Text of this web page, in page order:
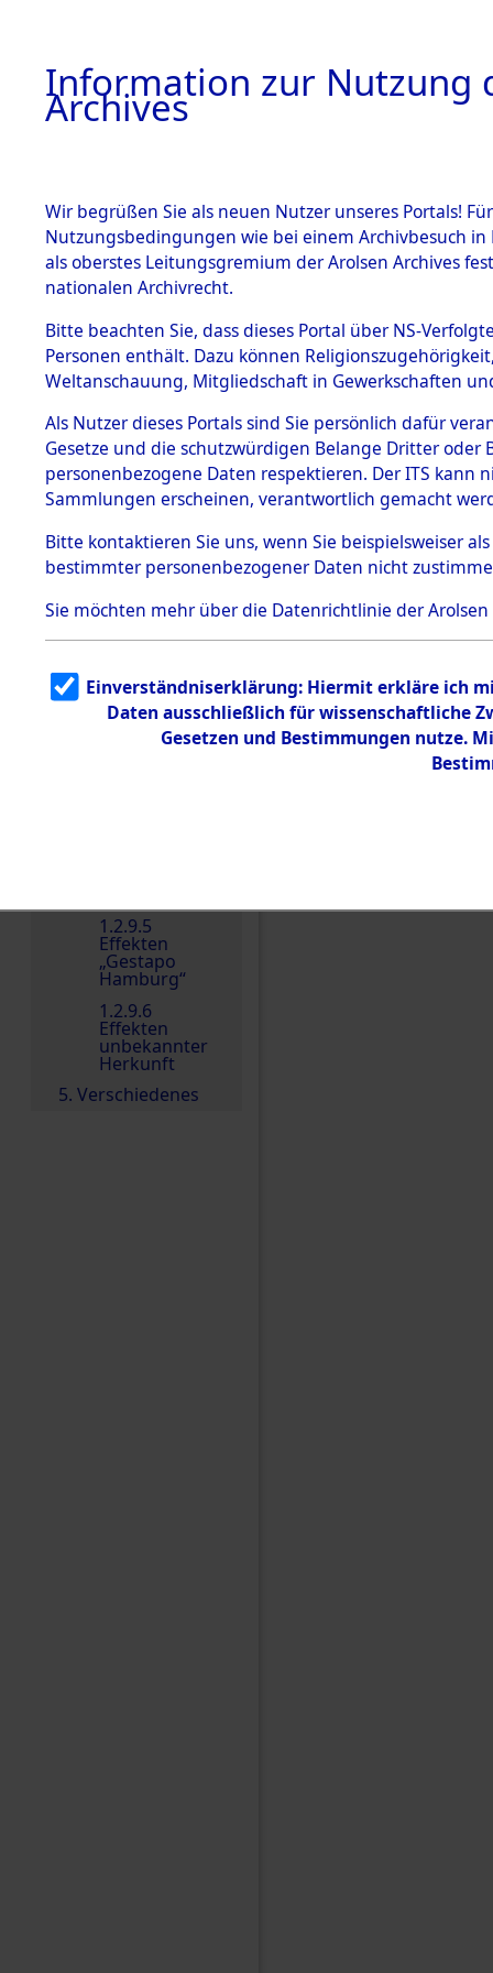
BESTÄNDE
1.
Inhaftierungsdoku
mente
1.2.9 Beim ITS
Effekten
1.2.9.1
Effekten aus
dem KZ
Dachau
1.2.9.2
Effekten aus
dem KZ
Bayerisches
1.2.9.3
Effekten aus
dem KZ
Neuengamm
1.2.9.5
Effekten
„Gestapo
Hamburg“
1.2.9.6
Effekten
unbekannter
Herkunft
5. Verschiedenes
0001
Einen Kommentar
Information zur Nutzung
Archives
Wir begrüßen Sie als neuen Nutzer unseres Portals!
Nutzungsbedingungen wie bei einem Archivbesuch
als oberstes Leitungsgremium der Arolsen Archives
nationalen Archivrecht.
Bitte beachten Sie, dass dieses Portal über NS-
Personen enthält. Dazu können
Weltanschauung, Mitgliedschaft in Gewerkschaften
Als Nutzer dieses Portals sind Sie persönlich dafür
Gesetze und die schutzwürdigen Belange Dritter
personenbezogene Daten respektieren. Der ITS
Sammlungen erscheinen, verantwortlich gemacht
Bitte kontaktieren Sie uns, wenn Sie beispielsweiser
bestimmter personenbezogener Daten nicht
Sie möchten mehr über die Datenrichtlinie der Arolsen
Einverständniserklärung: Hiermit erkläre ich
Daten ausschließlich für wissenschaftliche
Gesetzen und Bestimmungen nutze.